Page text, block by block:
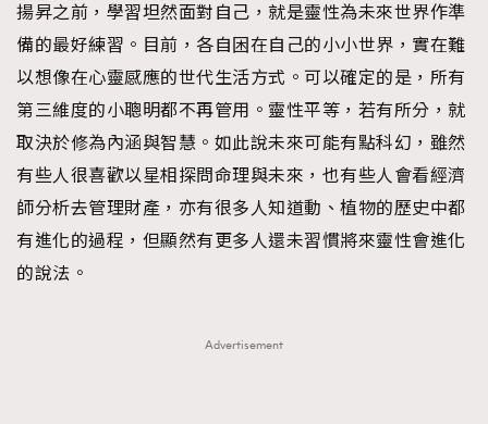
揚昇之前，學習坦然面對自己，就是靈性為未來世界作準
備的最好練習。目前，各自困在自己的小小世界，實在難
以想像在心靈感應的世代生活方式。可以確定的是，所有
第三維度的小聰明都不再管用。靈性平等，若有所分，就
取決於修為內涵與智慧。如此說未來可能有點科幻，雖然
有些人很喜歡以星相探問命理與未來，也有些人會看經濟
師分析去管理財產，亦有很多人知道動、植物的歷史中都
有進化的過程，但顯然有更多人還未習慣將來靈性會進化
的說法。
Advertisement